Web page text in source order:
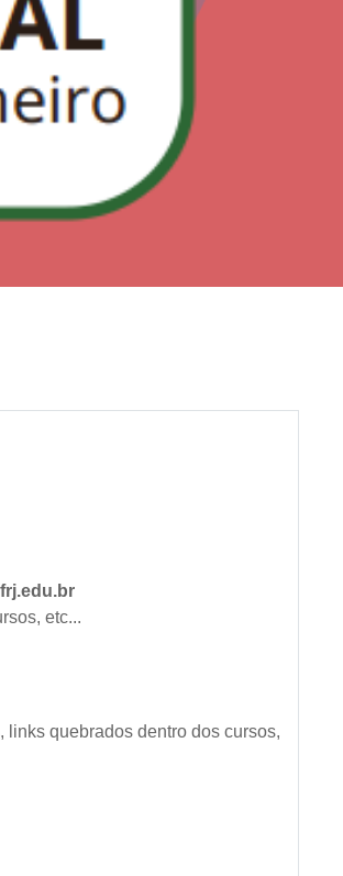
etc...
links quebrados dentro dos cursos,